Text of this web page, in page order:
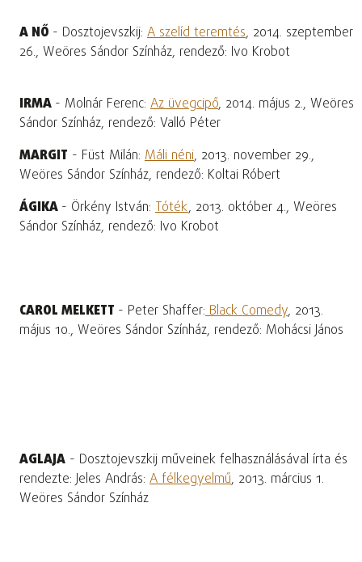
A NŐ - Dosztojevszkij: A szelíd teremtés, 2014. szeptember
26., Weöres Sándor Színház, rendező: Ivo Krobot
IRMA - Molnár Ferenc: Az üvegcipő, 2014. május 2., Weöres
Sándor Színház, rendező: Valló Péter
MARGIT - Füst Milán: Máli néni, 2013. november 29.,
Weöres Sándor Színház, rendező: Koltai Róbert
ÁGIKA - Örkény István: Tóték, 2013. október 4., Weöres
Sándor Színház, rendező: Ivo Krobot
CAROL MELKETT - Peter Shaffer:Black Comedy, 2013.
május 10., Weöres Sándor Színház, rendező: Mohácsi János
AGLAJA - Dosztojevszkij műveinek felhasználásával írta és
rendezte: Jeles András: A félkegyelmű, 2013. március 1.
Weöres Sándor Színház